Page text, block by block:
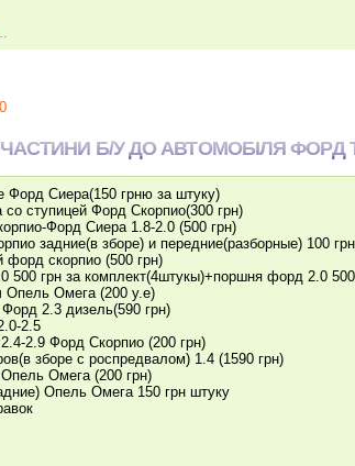
Б/У ДО АВТОМОБІЛЯ ФОРД
Форд Сиера(150 грню за штуку)
со ступицей Форд Скорпио(300 грн)
Форд Сиера 1.8-2.0 (500 грн)
задние(в зборе) и передние(разборные) 100
форд скорпио (500 грн)
500 грн за комплект(4штукы)+поршня форд 2.0
Опель Омега (200 у.е)
2.3 дизель(590 грн)
2.5
2.9 Форд Скорпио (200 грн)
зборе с роспредвалом) 1.4 (1590 грн)
Омега (200 грн)
Опель Омега 150 грн штуку